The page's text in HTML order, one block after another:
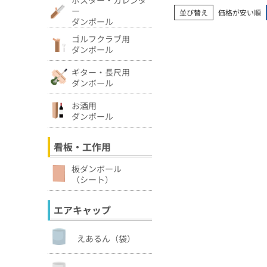
ー
ダンボール
ゴルフクラブ用
ダンボール
ギター・長尺用
ダンボール
お酒用
ダンボール
看板・工作用
板ダンボール
（シート）
エアキャップ
えあるん（袋）
並び替え 価格が安い順